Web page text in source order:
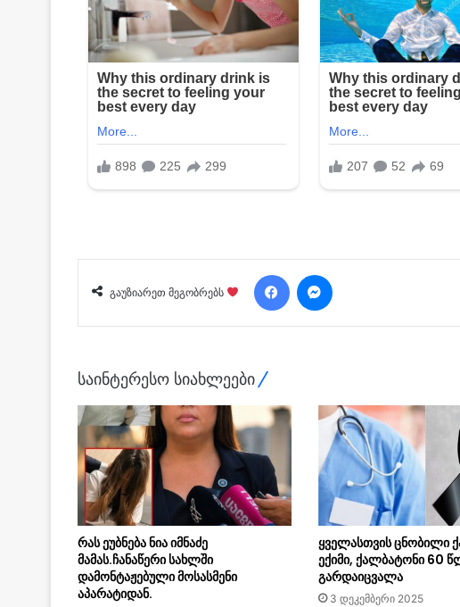
გაუზიარეთ მეგობრებს
Facebook
საინტერესო სიახლეები
რას ეუბნება ნია იმნაძე
მამას.ჩანაწერი სახლში
დამონტაჟებული მოსასმენი
აპარატიდან.
ყველასთვის ცნობილი
ექიმი, ქალბატონი 60
გარდაიცვალა
3 დეკემბერი 2025